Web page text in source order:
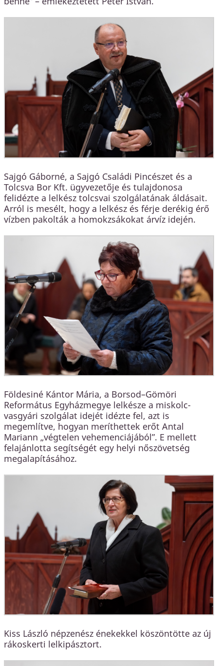
Sajgó Gáborné, a Sajgó Családi Pincészet és a
Tolcsva Bor Kft. ügyvezetője és tulajdonosa
felidézte a lelkész tolcsvai szolgálatának áldásait.
Arról is mesélt, hogy a lelkész és férje derékig érő
vízben pakolták a homokzsákokat árvíz idején.
Földesiné Kántor Mária, a Borsod–Gömöri
Református Egyházmegye lelkésze a miskolc-
vasgyári szolgálat idejét idézte fel, azt is
megemlítve, hogyan meríthettek erőt Antal
Mariann „végtelen vehemenciájából”. E mellett
felajánlotta segítségét egy helyi nőszövetség
megalapításához.
Kiss László népzenész énekekkel köszöntötte az új
rákoskerti lelkipásztort.